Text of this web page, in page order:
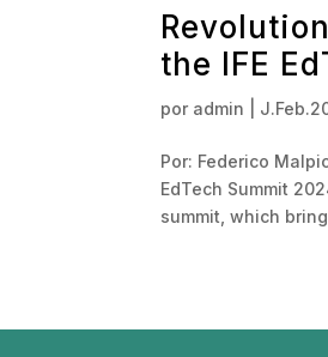
the IFE
por admin
Por: Federico
EdTech Summit
summit, which